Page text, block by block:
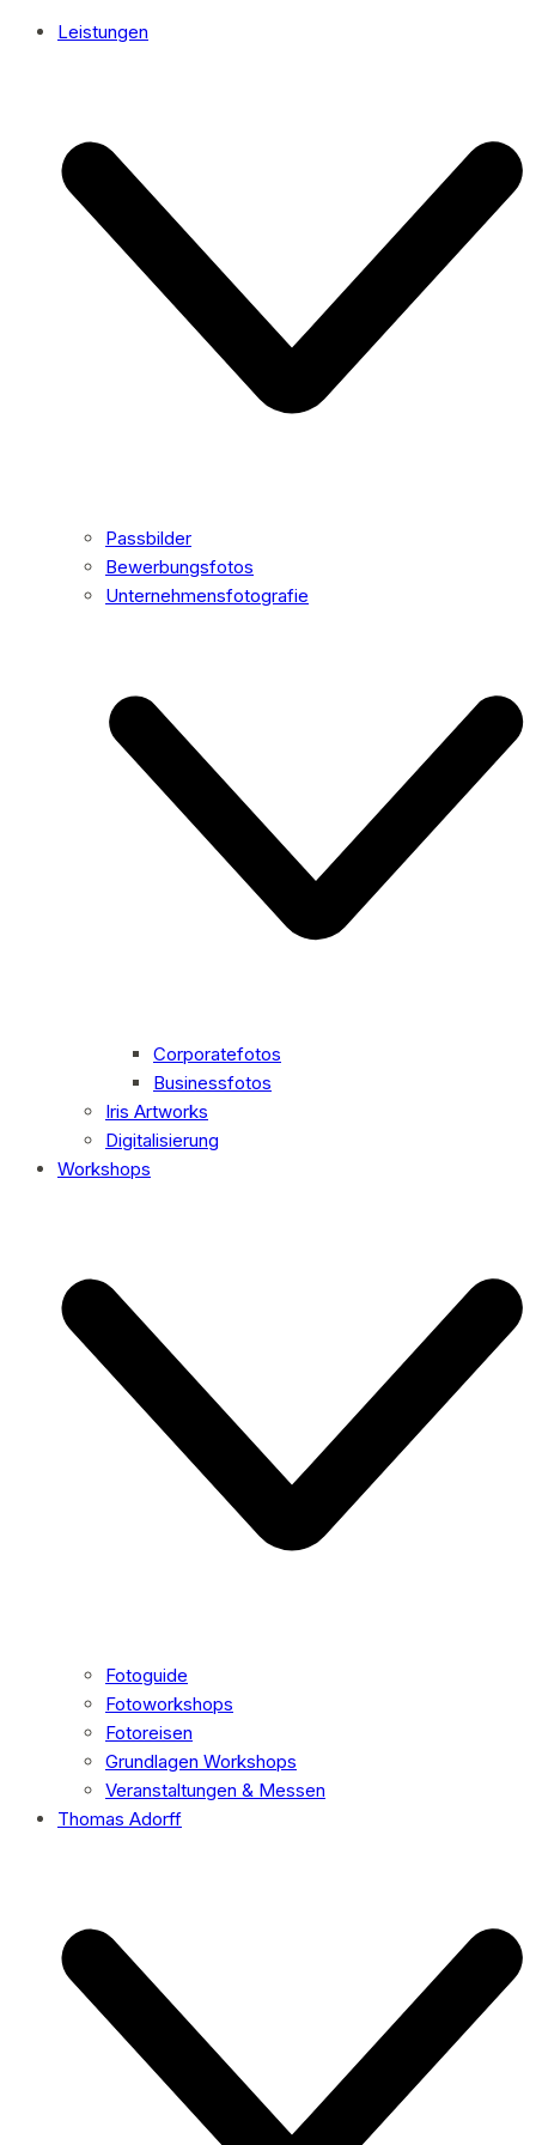
Leistungen
Passbilder
Bewerbungsfotos
Unternehmensfotografie
Corporatefotos
Businessfotos
Iris Artworks
Digitalisierung
Workshops
Fotoguide
Fotoworkshops
Fotoreisen
Grundlagen Workshops
Veranstaltungen & Messen
Thomas Adorff